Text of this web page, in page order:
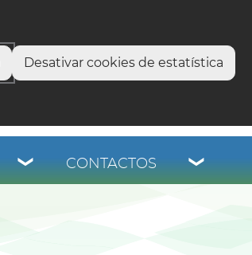
Desativar cookies de estatística
CONTACTOS